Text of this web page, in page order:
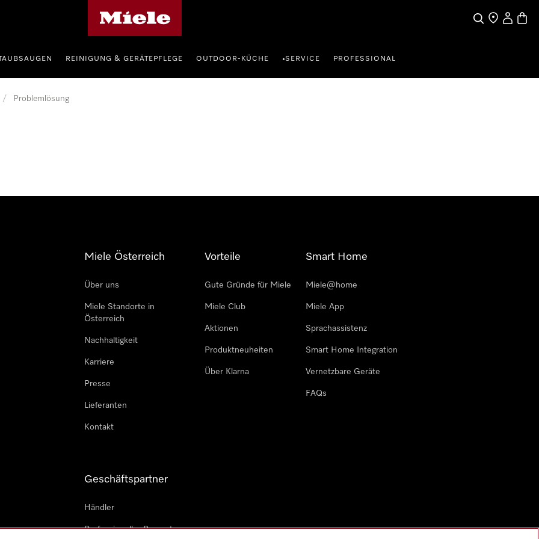
SucheHändlersuche
REINIGUNG & GERÄTEPFLEGE OUTDOOR-KÜCHE •SERVICE PROFESSIONAL
/ Problemlösung
Miele Österreich
Über uns
Miele Standorte in
Österreich
Nachhaltigkeit
Karriere
Presse
Lieferanten
Kontakt
Vorteile
Gute Gründe für Miele
Miele Club
Aktionen
Produktneuheiten
Über Klarna
Smart Home
Miele@home
Miele App
Sprachassistenz
Smart Home Integration
Vernetzbare Geräte
FAQs
Geschäftspartner
Händler
Professioneller Reparateur